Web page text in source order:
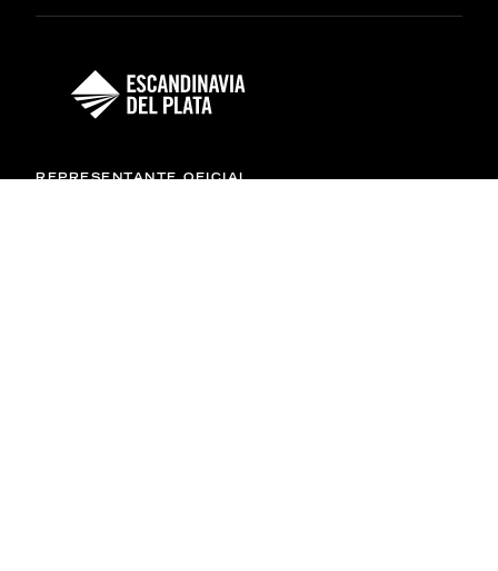
REPRESENTANTE OFICIAL